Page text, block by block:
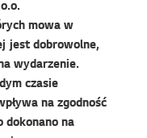
mowa w
jest dobrowolne,
wydarzenie.
czasie
na zgodność
dokonano na